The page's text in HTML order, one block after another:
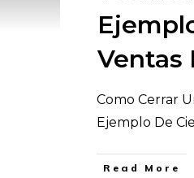
Ventas
Como Cerrar
Ejemplo De
​Read More